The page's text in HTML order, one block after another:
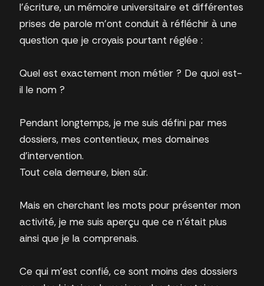
l’écriture, un mémoire universitaire et différentes
prises de parole m’ont conduit à réfléchir à une
question que je croyais pourtant réglée :
Quel est exactement mon métier ? De quoi est-
il le nom ?
Pendant longtemps, je me suis défini par mes
dossiers, mes contentieux, mes domaines
d’intervention.
Tout cela demeure, bien sûr.
Mais en cherchant les mots pour présenter mon
activité, je me suis aperçu que ce n’était plus
ainsi que je la comprenais.
Ce qui m’est confié, ce sont moins des dossiers